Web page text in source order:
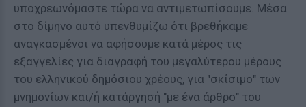
υποχρεωνόμαστε τώρα να αντιμετωπίσουμε. Μέσα
στο δίμηνο αυτό υπενθυμίζω ότι βρεθήκαμε
αναγκασμένοι να αφήσουμε κατά μέρος τις
εξαγγελίες για διαγραφή του μεγαλύτερου μέρους
του ελληνικού δημόσιου χρέους, για "σκίσιμο" των
μνημονίων και/ή κατάργησή "με ένα άρθρο" του